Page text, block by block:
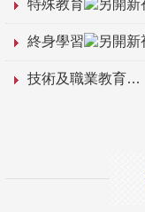
特殊教育
終身學習
技術及職業教育